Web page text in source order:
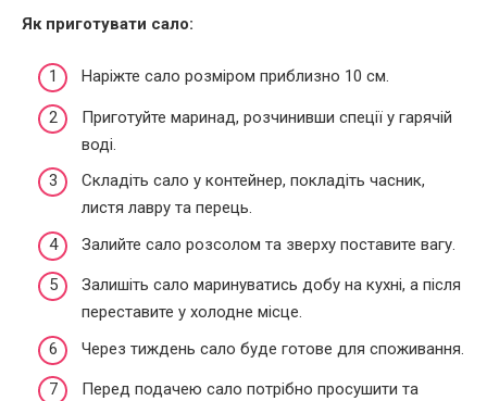
Як приготувати сало:
Наріжте сало розміром приблизно 10 см.
Приготуйте маринад, розчинивши спеції у гарячій
воді.
Складіть сало у контейнер, покладіть часник,
листя лавру та перець.
Залийте сало розсолом та зверху поставите вагу.
Залишіть сало маринуватись добу на кухні, а після
переставите у холодне місце.
Через тиждень сало буде готове для споживання.
Перед подачею сало потрібно просушити та